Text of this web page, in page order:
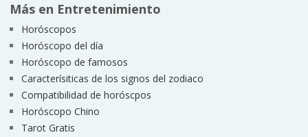
Más en Entretenimiento
Horóscopos
Horóscopo del día
Horóscopo de famosos
Caracterísiticas de los signos del zodiaco
Compatibilidad de horóscpos
Horóscopo Chino
Tarot Gratis